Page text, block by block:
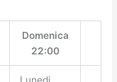
Domenica
22:00